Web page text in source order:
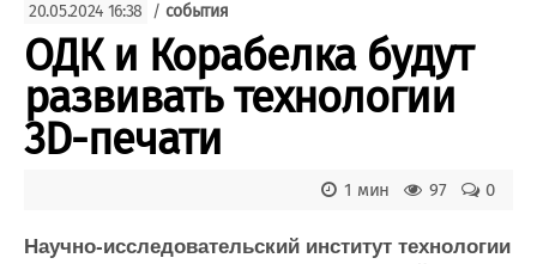
Судоходство
Судоремонт
События
Пресс-релизы
Порты
Рыболовство
ВМФ
Судостроение
Торговая площадка
20.05.2024 16:38 / события
ОДК и Корабелка будут
развивать технологии
3D-печати
0
97
1 мин
Научно-исследовательский институт технологии